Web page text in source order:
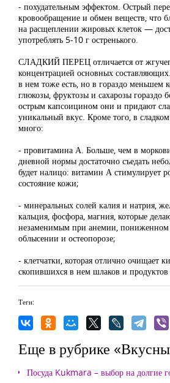
- похудательным эффектом. Острый
кровообращение и обмен веществ, что
на расщеплении жировых клеток —
употреблять 5-10 г остренького.
СЛАДКИЙ ПЕРЕЦ отличается от
концентрацией основных
в нем тоже есть, но в гораздо меньшем
глюкозы, фруктозы и сахарозы гораздо
острым капсоицином они и придают
уникальный вкус. Кроме того, в
много:
- провитамина А. Больше, чем в
дневной нормы достаточно съедать
будет налицо: витамин А стимулирует
состояние кожи;
- минеральных солей калия и натрия,
кальция, фосфора, магния, которые
незаменимым при анемии, пониженном
облысении и остеопорозе;
- клетчатки, которая отлично очищает
скопившихся в нем шлаков и
Теги:
Еще в рубрике
Посуда Kukmara – выбор на долгие